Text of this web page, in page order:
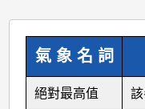
氣 象 名 詞
絕對最高值